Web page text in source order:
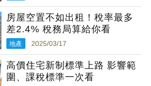
房屋空置不如出租！稅率最多
差2.4% 稅務局算給你看
地產 2025/03/17
高價住宅新制標準上路 影響範
圍、課稅標準一次看